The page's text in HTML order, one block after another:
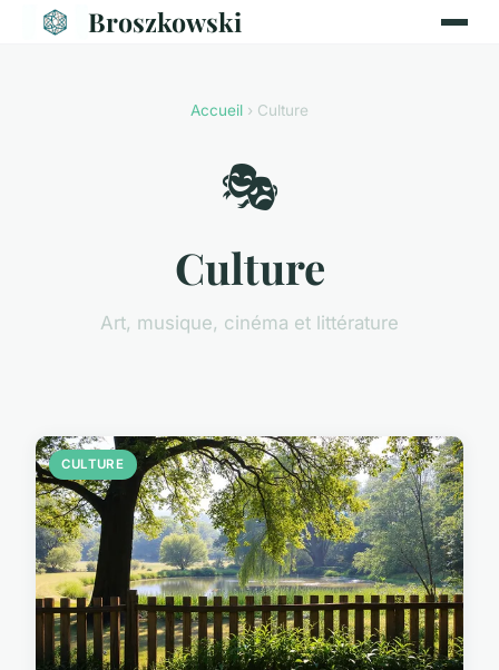
Broszkowski
Accueil › Culture
🎭
Culture
Art, musique, cinéma et littérature
CULTURE